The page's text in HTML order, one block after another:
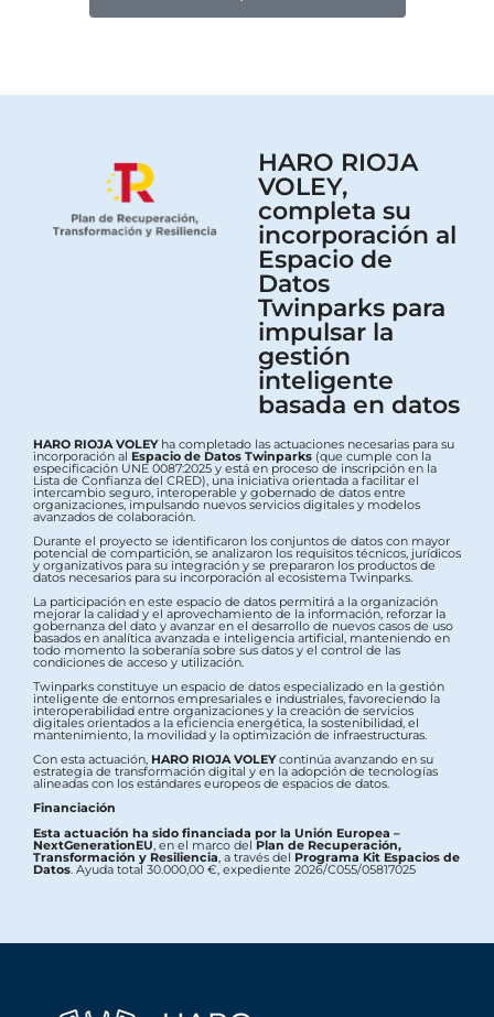
HARO RIOJA
VOLEY,
completa su
incorporación al
Espacio de
Datos
Twinparks para
impulsar la
gestión
inteligente
basada en datos
HARO RIOJA VOLEYha completado las actuaciones necesarias para su
incorporación al Espacio de Datos Twinparks (que cumple con la
especificación UNE 0087:2025 y está en proceso de inscripción en la
Lista de Confianza del CRED), una iniciativa orientada a facilitar el
intercambio seguro, interoperable y gobernado de datos entre
organizaciones, impulsando nuevos servicios digitales y modelos
avanzados de colaboración.
Durante el proyecto se identificaron los conjuntos de datos con mayor
potencial de compartición, se analizaron los requisitos técnicos, jurídicos
y organizativos para su integración y se prepararon los productos de
datos necesarios para su incorporación al ecosistema Twinparks.
La participación en este espacio de datos permitirá a la organización
mejorar la calidad y el aprovechamiento de la información, reforzar la
gobernanza del dato y avanzar en el desarrollo de nuevos casos de uso
basados en analítica avanzada e inteligencia artificial, manteniendo en
todo momento la soberanía sobre sus datos y el control de las
condiciones de acceso y utilización.
Twinparks constituye un espacio de datos especializado en la gestión
inteligente de entornos empresariales e industriales, favoreciendo la
interoperabilidad entre organizaciones y la creación de servicios
digitales orientados a la eficiencia energética, la sostenibilidad, el
mantenimiento, la movilidad y la optimización de infraestructuras.
Con esta actuación, HARO RIOJA VOLEYcontinúa avanzando en su
estrategia de transformación digital y en la adopción de tecnologías
alineadas con los estándares europeos de espacios de datos.
Financiación
Esta actuación ha sido financiada por la Unión Europea –
NextGenerationEU , en el marco delPlan de Recuperación,
Transformación y Resiliencia , a través del Programa Kit Espacios de
Datos . Ayuda total 30.000,00 €, expediente 2026/C055/05817025